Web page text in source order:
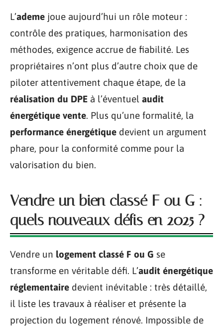
L’ademe joue aujourd’hui un rôle moteur :
contrôle des pratiques, harmonisation des
méthodes, exigence accrue de fiabilité. Les
propriétaires n’ont plus d’autre choix que de
piloter attentivement chaque étape, de la
réalisation du DPE à l’éventuel audit
énergétique vente. Plus qu’une formalité, la
performance énergétique devient un argument
phare, pour la conformité comme pour la
valorisation du bien.
Vendre un bien classé F ou G :
quels nouveaux défis en 2025 ?
Vendre un logement classé F ou G se
transforme en véritable défi. L’audit énergétique
réglementaire devient inévitable : très détaillé,
il liste les travaux à réaliser et présente la
projection du logement rénové. Impossible de